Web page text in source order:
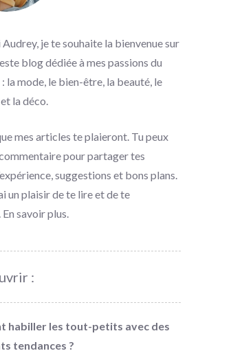
je te souhaite la bienvenue sur
blog dédiée à mes passions du
la mode, le bien-être, la beauté, le
la déco.
mes articles te plaieront. Tu peux
pour partager tes
suggestions et bons plans.
un plaisir de te lire et de te
En savoir plus
:
habiller les tout-petits avec des
tendances ?